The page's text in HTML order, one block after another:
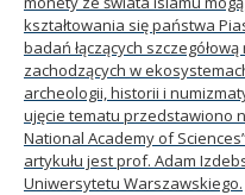
kształtowania się państwa
badań łączących
zachodzących w
archeologii, historii i
ujęcie tematu przedstawiono
National Academy of
artykułu jest prof. Adam
Uniwersytetu Warszawskiego.